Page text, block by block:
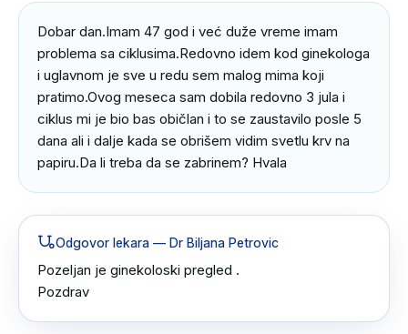
Dobar dan.Imam 47 god i već duže vreme imam
problema sa ciklusima.Redovno idem kod ginekologa
i uglavnom je sve u redu sem malog mima koji
pratimo.Ovog meseca sam dobila redovno 3 jula i
ciklus mi je bio bas običlan i to se zaustavilo posle 5
dana ali i dalje kada se obrišem vidim svetlu krv na
papiru.Da li treba da se zabrinem? Hvala
Odgovor lekara — Dr Biljana Petrovic
Pozeljan je ginekoloski pregled .
Pozdrav